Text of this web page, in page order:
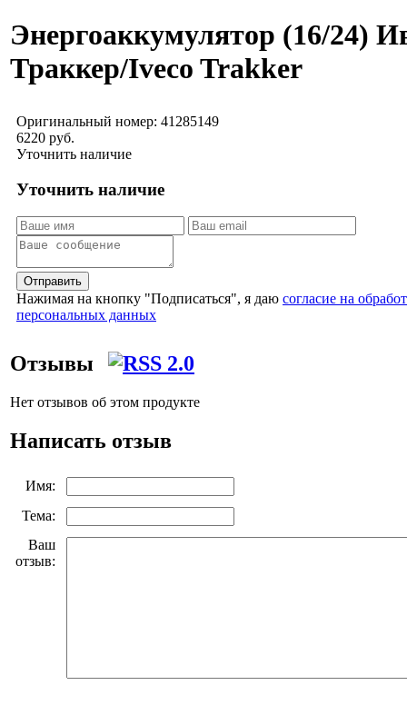
Энергоаккумулятор (16/24)
Траккер/Iveco Trakker
Оригинальный номер: 41285149
6220 руб.
Уточнить наличие
Уточнить наличие
Отправить
Нажимая на кнопку "Подписаться", я даю согласие на
персональных данных
Отзывы
Нет отзывов об этом продукте
Написать отзыв
Имя:
Тема:
Ваш
отзыв: